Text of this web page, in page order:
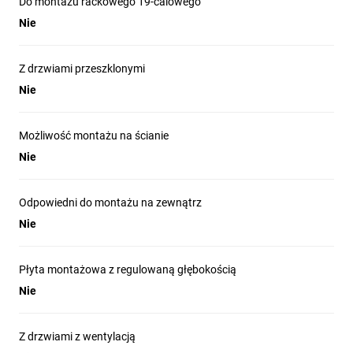
Zalety produktu
Szeroki kąt otwarcia drzwi.
Nie
Z drzwiami przeszklonymi
Nie
Możliwość montażu na ścianie
Nie
Odpowiedni do montażu na zewnątrz
Nie
Płyta montażowa z regulowaną głębokością
Nie
Z drzwiami z wentylacją